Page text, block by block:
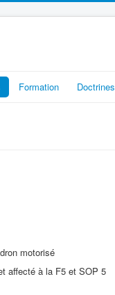
Formation Doctrines
motorisé
affecté à la F5 et SOP 5